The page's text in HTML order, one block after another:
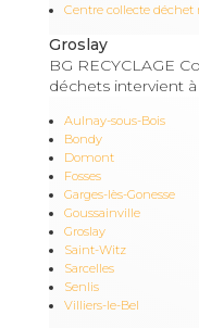
Centre collecte
Groslay
BG RECYCLAGE
déchets intervient
Aulnay-sous-Bois
Bondy
Domont
Fosses
Garges-lès-Gonesse
Goussainville
Groslay
Saint-Witz
Sarcelles
Senlis
Villiers-le-Bel